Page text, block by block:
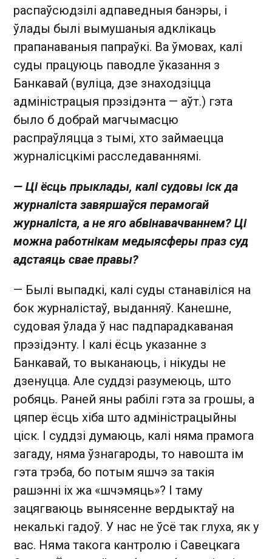
распаўсюдзілі адпаведныя банэры, і
ўлады былі вымушаныя адклікаць
прапанаваныя папраўкі. Ва ўмовах, калі
суды працуюць паводле ўказання з
Банкавай (вуліца, дзе знаходзіцца
адміністрацыя прэзідэнта — аўт.) гэта
было б добрай магчымасцю
распраўляцца з тымі, хто займаецца
журналісцкімі расследаваннямі.
— Ці ёсць прыклады, калі судовы іск да
журналіста завяршаўся перамогай
журналіста, а не яго абвінавачваннем? Ці
можна работнікам медыясферы праз суд
адстаяць свае правы?
— Былі выпадкі, калі суды станавіліся на
бок журналістаў, выданняў. Канешне,
судовая ўлада ў нас падпарадкаваная
прэзідэнту. І калі ёсць указанне з
Банкавай, то выканаюць, і нікуды не
дзенуцца. Але суддзі разумеюць, што
робяць. Раней яны рабілі гэта за грошы, а
цяпер ёсць хіба што адміністрацыйны
ціск. І суддзі думаюць, калі няма прамога
загаду, няма ўзнагароды, то навошта ім
гэта трэба, бо потым яшчэ за такія
рашэнні іх жа «шчэмяць»? І таму
зацягваюць вынясенне вердыктаў на
некалькі гадоў. У нас не ўсё так глуха, як у
вас. Няма такога кантролю і Савецкага